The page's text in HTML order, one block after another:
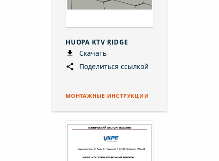
HUOPA KTV RIDGE
Скачать
Поделиться ссылкой
МОНТАЖНЫЕ ИНСТРУКЦИИ